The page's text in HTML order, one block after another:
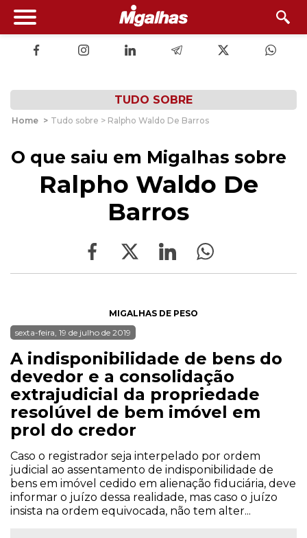
TUDO SOBRE
Home > Tudo sobre > Ralpho Waldo De Barros
O que saiu em Migalhas sobre
Ralpho Waldo De
Barros
MIGALHAS DE PESO
sexta-feira, 19 de julho de 2019
A indisponibilidade de bens do
devedor e a consolidação
extrajudicial da propriedade
resolúvel de bem imóvel em
prol do credor
Caso o registrador seja interpelado por ordem
judicial ao assentamento de indisponibilidade de
bens em imóvel cedido em alienação fiduciária, deve
informar o juízo dessa realidade, mas caso o juízo
insista na ordem equivocada, não tem alter...